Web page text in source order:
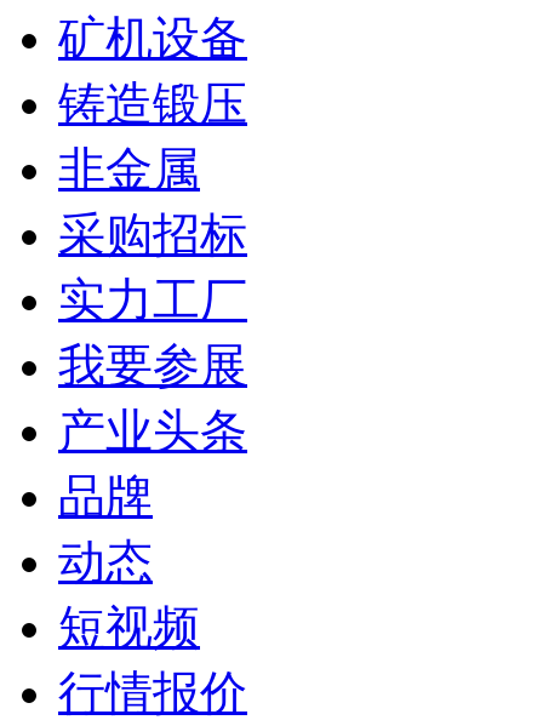
矿机设备
铸造锻压
非金属
采购招标
实力工厂
我要参展
产业头条
品牌
动态
短视频
行情报价